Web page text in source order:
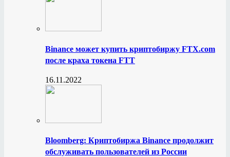
Binance может купить криптобиржу FTX.com
после краха токена FTT
16.11.2022
Bloomberg: Криптобиржа Binance продолжит
обслуживать пользователей из России